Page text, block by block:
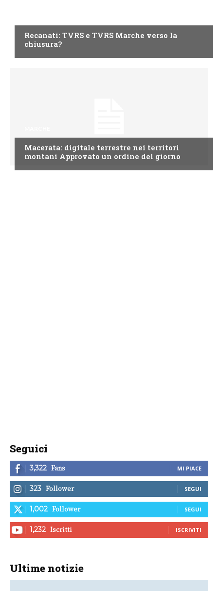
Recanati: TVRS e TVRS Marche verso la
chiusura?
Macerata: digitale terrestre nei territori
montani Approvato un ordine del giorno
Seguici
3,322 Fans MI PIACE
323 Follower SEGUI
1,002 Follower SEGUI
1,232 Iscritti ISCRIVITI
Ultime notizie